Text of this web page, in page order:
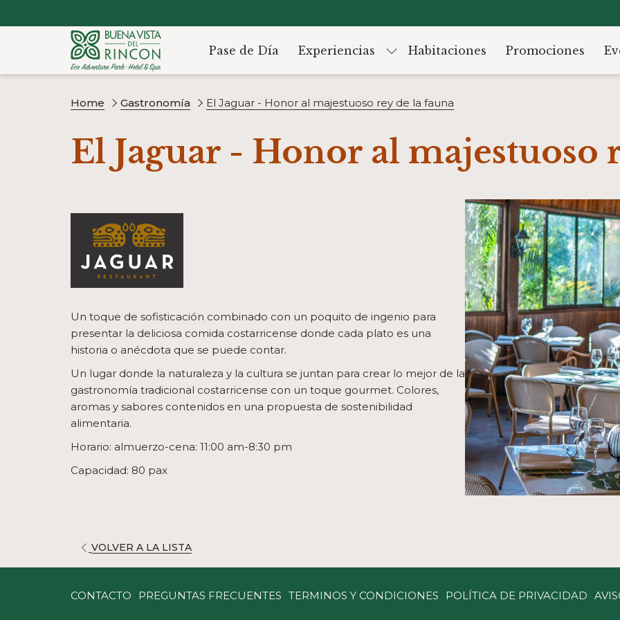
Pase de Día Experiencias Habitaciones Promociones
Home Gastronomía El Jaguar - Honor al majestuoso rey de la fauna
El Jaguar - Honor al majestuoso
Un toque de sofisticación combinado con un poquito de ingenio para
presentar la deliciosa comida costarricense donde cada plato es una
historia o anécdota que se puede contar.
Un lugar donde la naturaleza y la cultura se juntan para crear lo mejor de la
gastronomía tradicional costarricense con un toque gourmet. Colores,
aromas y sabores contenidos en una propuesta de sostenibilidad
alimentaria.
Horario: almuerzo-cena: 11:00 am-8:30 pm
Capacidad: 80 pax
VOLVER A LA LISTAABRE
NUEVA
CONTACTO PREGUNTAS FRECUENTES TERMINOS Y CONDICIONES POLÍTICA DE PRIVACIDAD